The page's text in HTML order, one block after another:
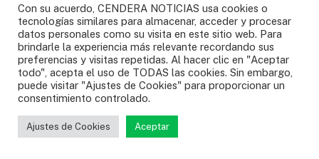
Quam elementum pulvinar etiam non quam. Purus
semper eget duis at. Ullamcorper velit sed
ullamcorper morbi tincidunt. Euismod in pellentesque
massa placerat duis ultricies lacus sed. Vestibulum
morbi blandit cursus risus at ultrices mi tempus
imperdiet. Eget velit aliquet sagittis id consectetur
purus ut. Sapien faucibus et molestie ac. Urna cursus
Con su acuerdo, CENDERA NOTICIAS usa cookies o
tecnologías similares para almacenar, acceder y procesar
datos personales como su visita en este sitio web. Para
brindarle la experiencia más relevante recordando sus
preferencias y visitas repetidas. Al hacer clic en "Aceptar
todo", acepta el uso de TODAS las cookies. Sin embargo,
puede visitar "Ajustes de Cookies" para proporcionar un
consentimiento controlado.
Ajustes de Cookies Aceptar